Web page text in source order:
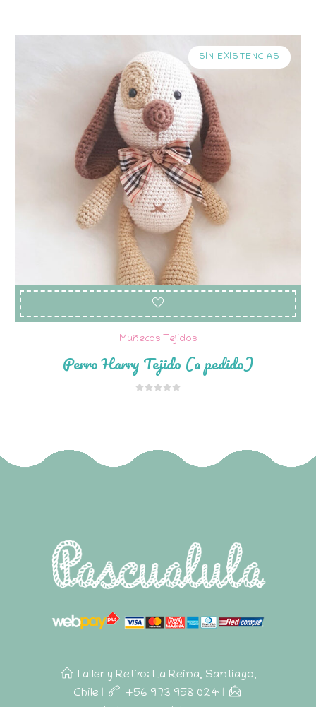
SIN EXISTENCIAS
Muñecos Tejidos
Perro Harry Tejido (a pedido)
Taller y Retiro: La Reina, Santiago,
Chile | +56 973 958 024 |